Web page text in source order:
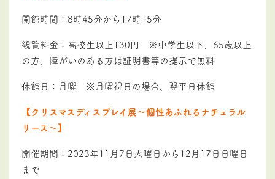
開館時間： 8時45分から17時15分
観覧料金：高校生以上130円 ※中学生以下、65歳以上
の方、障がいのある方は証明書等の提示で無料
休館日：月曜 ※月曜祝日の場合、翌平日休館
【クリスマスディスプレイ展～個性あふれるナチュラル
リース～】
開催期間：2023年11月7日火曜日から12月17日日曜日
まで